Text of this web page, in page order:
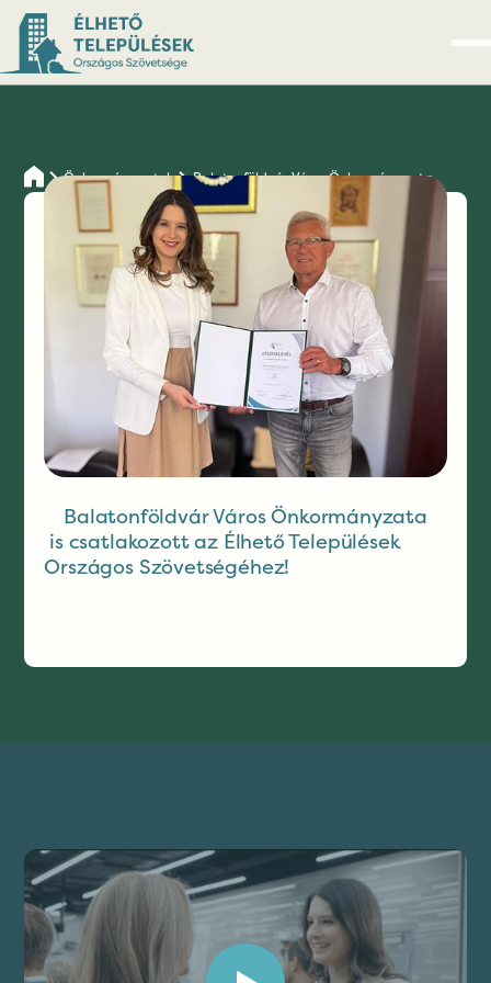
Önkormányzatok Balatonföldvár Város Önkormányzata
Balatonföldvár
Város
Önkormányzata
Balatonföldvár Város Önkormányzata
is csatlakozott az Élhető Települések
Országos Szövetségéhez!